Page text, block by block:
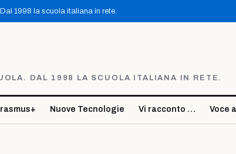
1998 la scuola italiana in rete.
DAL 1998 LA SCUOLA ITALIANA IN RETE.
Nuove Tecnologie Vi racconto … Voce